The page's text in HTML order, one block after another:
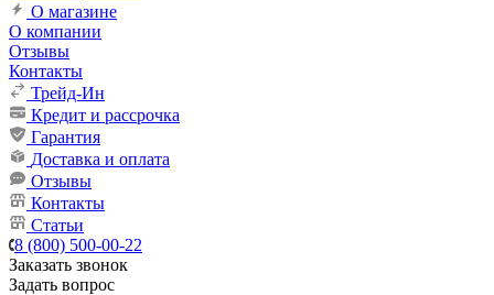
О магазине
О компании
Отзывы
Контакты
Трейд-Ин
Кредит и рассрочка
Гарантия
Доставка и оплата
Отзывы
Контакты
Статьи
8 (800) 500-00-22
Заказать звонок
Задать вопрос